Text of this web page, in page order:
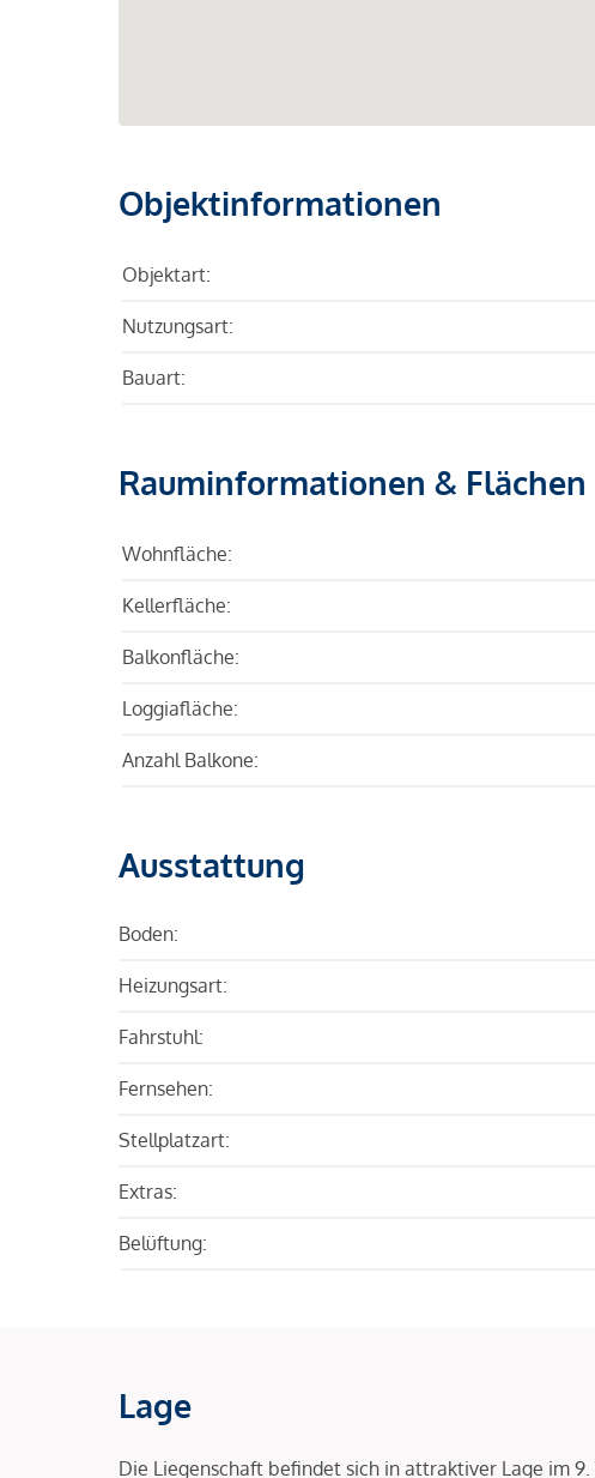
Objektinformationen
Objektart:
Nutzungsart:
Bauart:
Rauminformationen & Flächen
Wohnfläche:
Kellerfläche:
Balkonfläche:
Loggiafläche:
Anzahl Balkone:
Ausstattung
Boden:
Heizungsart:
Fahrstuhl:
Fernsehen:
Stellplatzart:
Extras:
Belüftung:
Lage
Die Liegenschaft befindet sich in attraktiver Lage im